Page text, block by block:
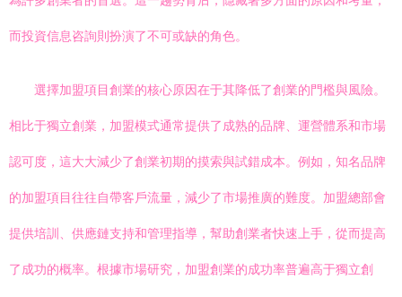
而投資信息咨詢則扮演了不可或缺的角色。
選擇加盟項目創業的核心原因在于其降低了創業的門檻與風險。
相比于獨立創業，加盟模式通常提供了成熟的品牌、運營體系和市場
認可度，這大大減少了創業初期的摸索與試錯成本。例如，知名品牌
的加盟項目往往自帶客戶流量，減少了市場推廣的難度。加盟總部會
提供培訓、供應鏈支持和管理指導，幫助創業者快速上手，從而提高
了成功的概率。根據市場研究，加盟創業的成功率普遍高于獨立創